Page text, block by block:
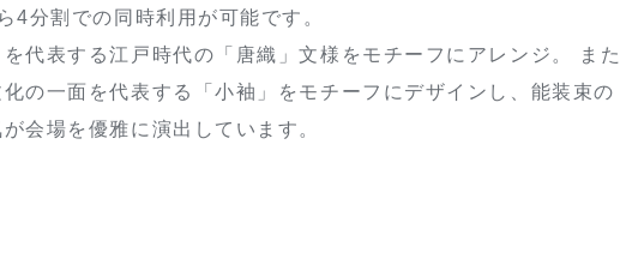
4分割での同時利用が可能です。
代表する江戸時代の「唐織」文様をモチーフにアレンジ。 また
の一面を代表する「小袖」をモチーフにデザインし、能装束の
会場を優雅に演出しています。